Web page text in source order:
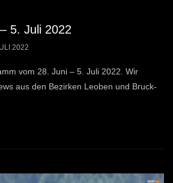
5. Juli 2022
2022
vom 28. Juni – 5. Juli 2022. Wir
aus den Bezirken Leoben und Bruck-